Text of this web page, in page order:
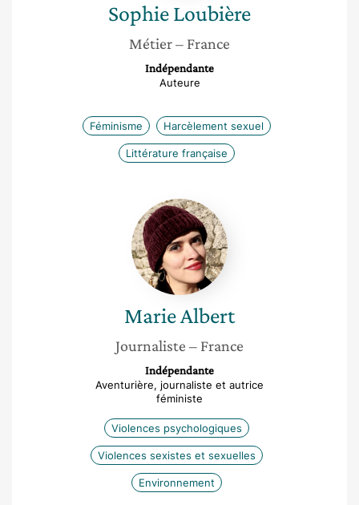
SophieLoubière
Métier– France
Indépendante
Auteure
Féminisme Harcèlement sexuel
Littérature française
Marie
Albert
MarieAlbert
Journaliste – France
Indépendante
Aventurière, journaliste et autrice
féministe
Violences psychologiques
Violences sexistes et sexuelles
Environnement